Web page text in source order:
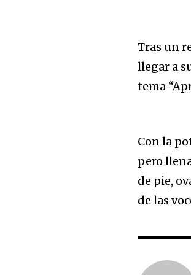
Tras un
llegar a
tema
Con la
pero
de pie,
de las